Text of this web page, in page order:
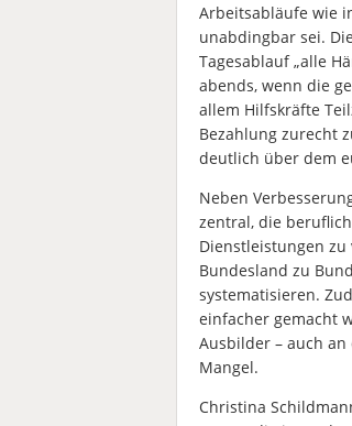
Arbeitsabläufe wie
unabdingbar sei.
Tagesablauf „alle
abends, wenn die
allem Hilfskräfte
Bezahlung zurecht
deutlich über dem
Neben
zentral, die
Dienstleistungen
Bundesland zu
systematisieren.
einfacher gemacht
Ausbilder – auch
Mangel.
Christina